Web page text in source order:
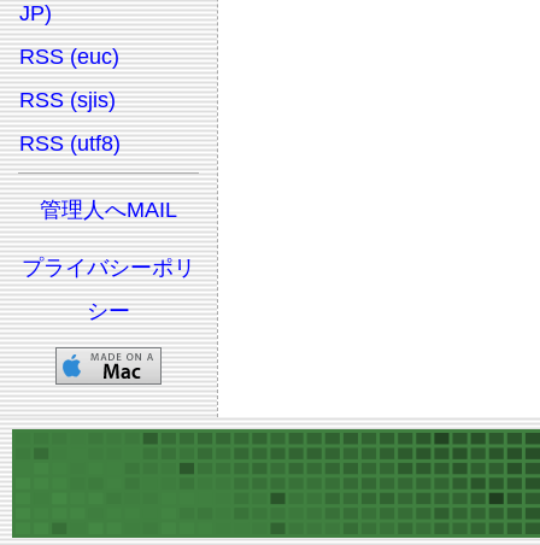
JP)
RSS (euc)
RSS (sjis)
RSS (utf8)
管理人へMAIL
プライバシーポリ
シー